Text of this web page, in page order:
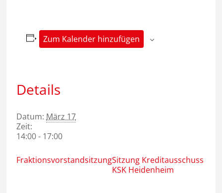
Zum Kalender hinzufügen
Details
Datum: März 17
Zeit:
14:00 - 17:00
FraktionsvorstandsitzungSitzung Kreditausschuss
KSK Heidenheim